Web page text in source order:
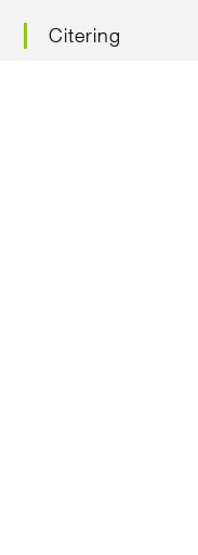
Citering